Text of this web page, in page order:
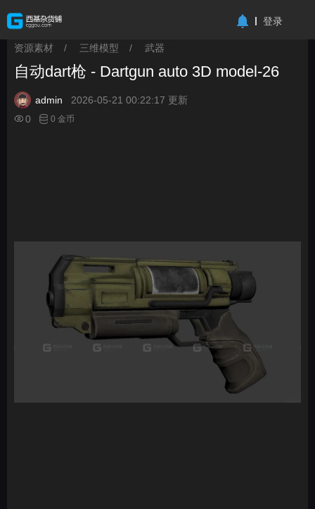
登录
资源素材 / 三维模型 / 武器
自动dart枪 - Dartgun auto 3D model-26
admin
2026-05-21 00:22:17 更新
0
0 金币